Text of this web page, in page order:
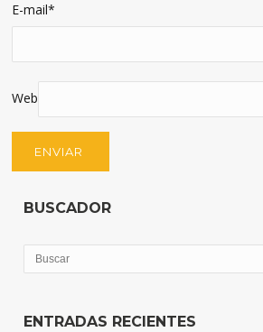
E-mail*
Web
BUSCADOR
ENTRADAS RECIENTES